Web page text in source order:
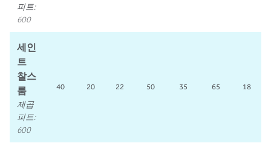
피트:
600
세인
트
찰스
룸
제곱
피트:
600
40 20 22 50 35 65 18